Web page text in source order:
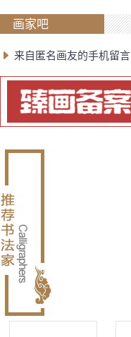
画家吧
来自匿名画友的手机留言